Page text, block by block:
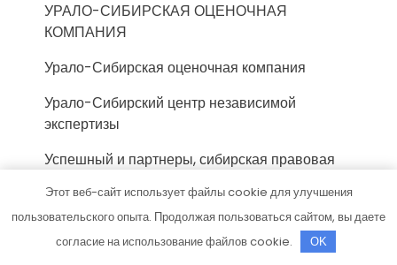
УРАЛО-СИБИРСКАЯ ОЦЕНОЧНАЯ
КОМПАНИЯ
Урало-Сибирская оценочная компания
Урало-Сибирский центр независимой
экспертизы
Успешный и партнеры, сибирская правовая
Фед-консалт, оценочная компания
Федерация судебных экспертов
Этот веб-сайт использует файлы cookie для улучшения
пользовательского опыта. Продолжая пользоваться сайтом, вы даете
согласие на использование файлов cookie.
OK